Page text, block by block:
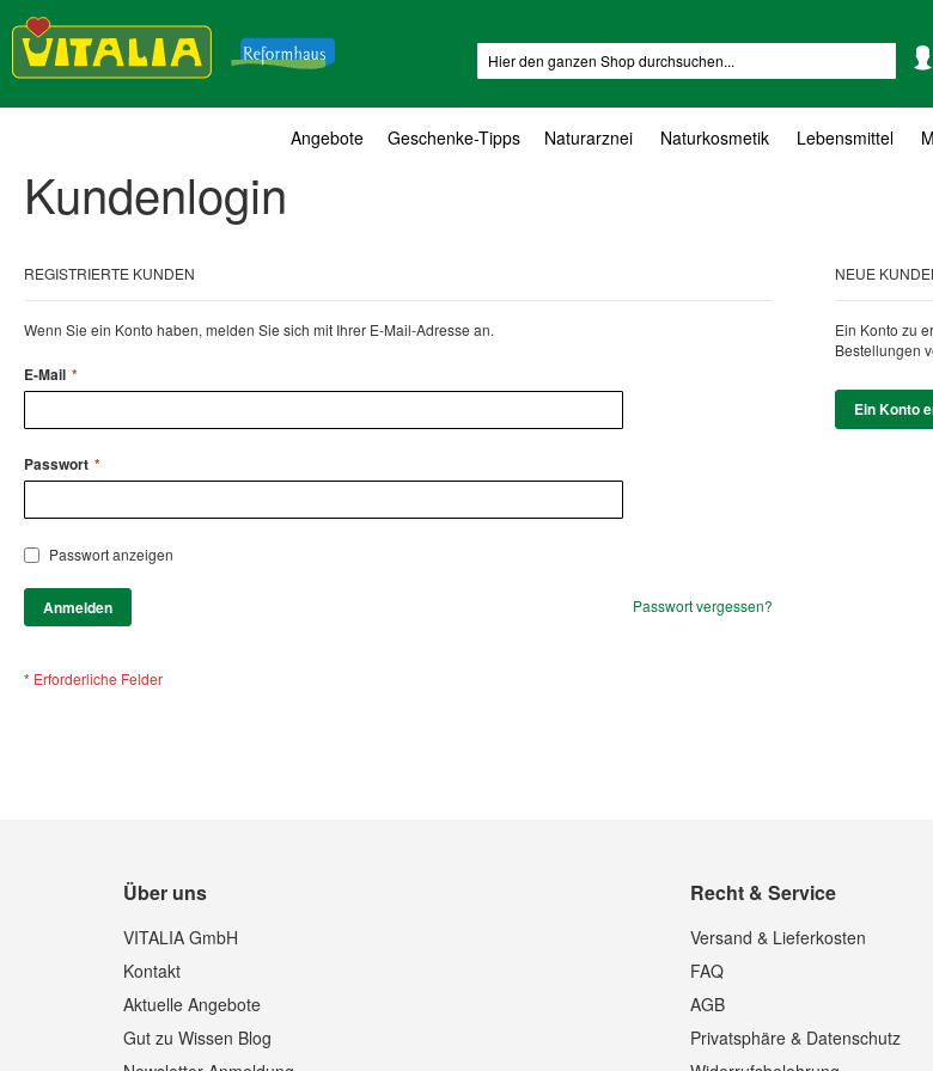
Angebote Geschenke-Tipps Naturarznei Naturkosmetik Lebensmittel
Kundenlogin
REGISTRIERTE KUNDEN
Wenn Sie ein Konto haben, melden Sie sich mit Ihrer E-Mail-Adresse an.
E-Mail
Passwort
Passwort anzeigen
Anmelden Passwort vergessen?
NEUE
Ein Konto zu
Bestellungen
Ein Konto
Über uns
VITALIA GmbH
Kontakt
Aktuelle Angebote
Gut zu Wissen Blog
Recht & Service
Versand & Lieferkosten
FAQ
AGB
Privatsphäre & Datenschutz